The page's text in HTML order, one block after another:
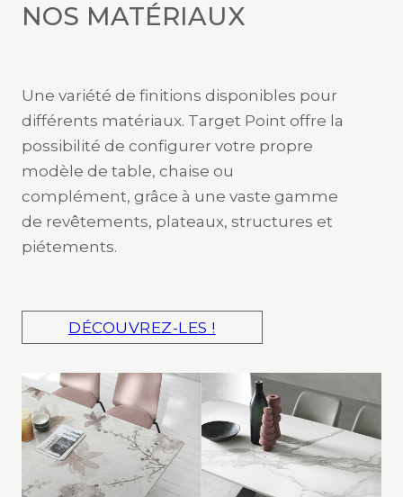
NOS MATÉRIAUX
Une variété de finitions disponibles pour
différents matériaux. Target Point offre la
possibilité de configurer votre propre
modèle de table, chaise ou
complément, grâce à une vaste gamme
de revêtements, plateaux, structures et
piétements.
DÉCOUVREZ-LES !